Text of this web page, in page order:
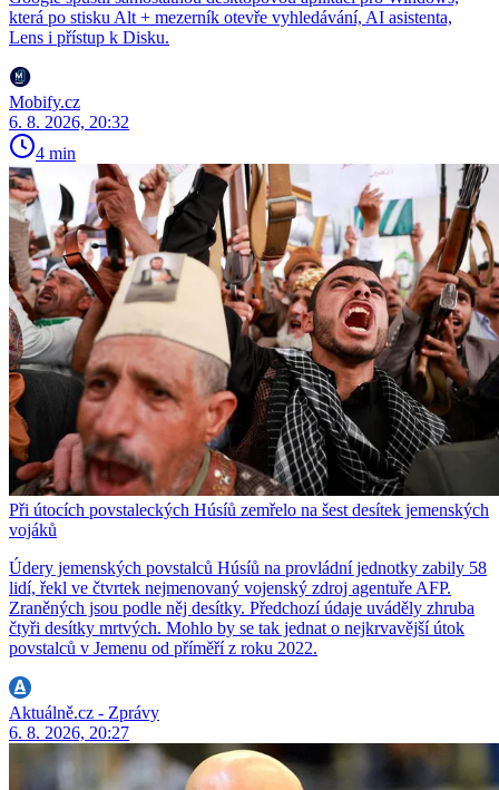
která po stisku Alt + mezerník otevře vyhledávání, AI asistenta,
Lens i přístup k Disku.
Mobify.cz
6. 8. 2026, 20:32
4 min
Při útocích povstaleckých Húsíů zemřelo na šest desítek jemenských
vojáků
Údery jemenských povstalců Húsíů na provládní jednotky zabily 58
lidí, řekl ve čtvrtek nejmenovaný vojenský zdroj agentuře AFP.
Zraněných jsou podle něj desítky. Předchozí údaje uváděly zhruba
čtyři desítky mrtvých. Mohlo by se tak jednat o nejkrvavější útok
povstalců v Jemenu od příměří z roku 2022.
Aktuálně.cz - Zprávy
6. 8. 2026, 20:27